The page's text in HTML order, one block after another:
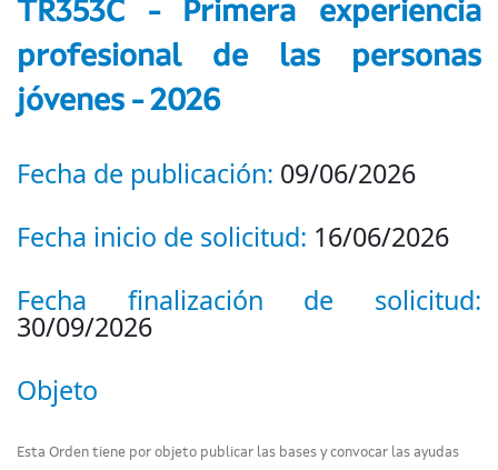
TR353C - Primera experiencia
profesional de las personas
jóvenes - 2026
Fecha de publicación: 09/06/2026
Fecha inicio de solicitud: 16/06/2026
Fecha finalización de solicitud:
30/09/2026
Objeto
Esta Orden tiene por objeto publicar las bases y convocar las ayudas